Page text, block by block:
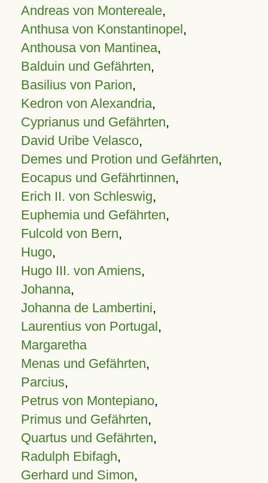
Andreas von Montereale,
Anthusa von Konstantinopel,
Anthousa von Mantinea,
Balduin und Gefährten,
Basilius von Parion,
Kedron von Alexandria,
Cyprianus und Gefährten,
David Uribe Velasco,
Demes und Protion und Gefährten,
Eocapus und Gefährtinnen,
Erich II. von Schleswig,
Euphemia und Gefährten,
Fulcold von Bern,
Hugo,
Hugo III. von Amiens,
Johanna,
Johanna de Lambertini,
Laurentius von Portugal,
Margaretha
Menas und Gefährten,
Parcius,
Petrus von Montepiano,
Primus und Gefährten,
Quartus und Gefährten,
Radulph Ebifagh,
Gerhard und Simon,